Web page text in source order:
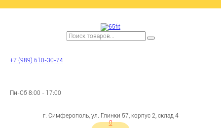
+7 (989) 610-30-74
Пн-Сб 8:00 - 17:00
г. Симферополь, ул. Глинки 57, корпус 2, склад 4
0
VPLAB 100% PLATINUM
WHEY Протеин
"Клубника-Банан" банка